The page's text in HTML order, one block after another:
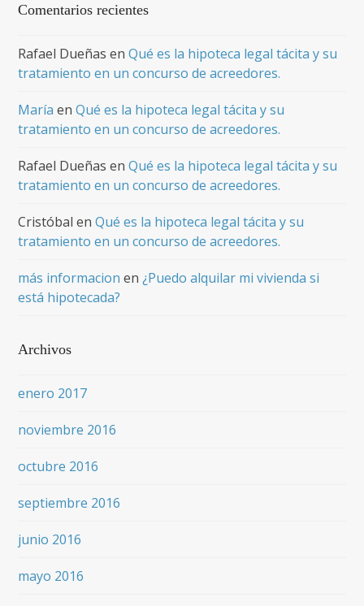
Comentarios recientes
Rafael Dueñas enQué es la hipoteca legal tácita y su
tratamiento en un concurso de acreedores.
María enQué es la hipoteca legal tácita y su
tratamiento en un concurso de acreedores.
Rafael Dueñas enQué es la hipoteca legal tácita y su
tratamiento en un concurso de acreedores.
Cristóbal enQué es la hipoteca legal tácita y su
tratamiento en un concurso de acreedores.
más informacion en¿Puedo alquilar mi vivienda si
está hipotecada?
Archivos
enero 2017
noviembre 2016
octubre 2016
septiembre 2016
junio 2016
mayo 2016